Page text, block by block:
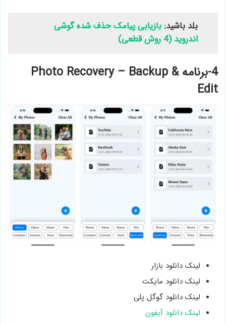
بلد باشید: بازیابی پیامک حذف شده گوشی
اندروید (4 روش قطعی)
4-برنامه Photo Recovery – Backup &
Edit
لینک دانلود بازار
لینک دانلود مایکت
لینک دانلود گوگل پلی
لینک دانلود آیفون